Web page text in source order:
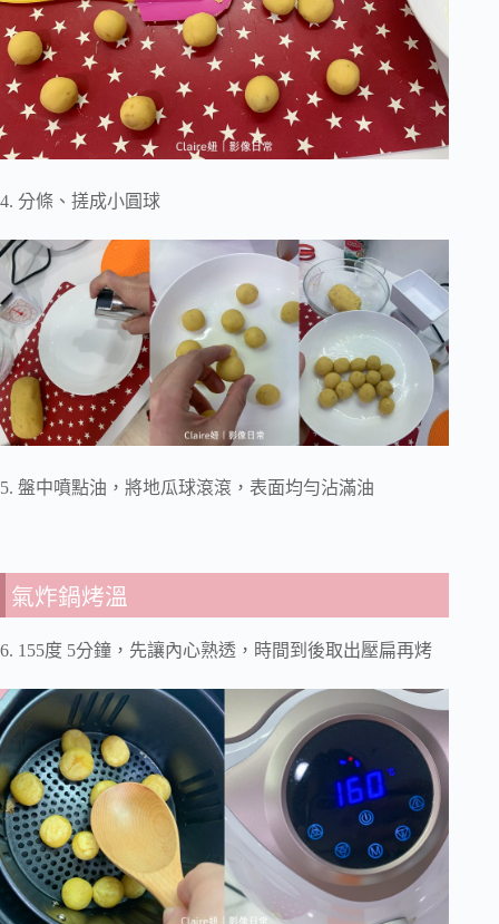
4. 分條、搓成小圓球
5. 盤中噴點油，將地瓜球滾滾，表面均勻沾滿油
氣炸鍋烤溫
6. 155度 5分鐘，先讓內心熟透，時間到後取出壓扁再烤